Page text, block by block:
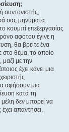
συντονιστής,
σας μηνύματα.
κουμπί επεξεργασίας
αφότου έγινε η
θα βρείτε ένα
στο θέμα, το οποίο
με την
έχει κάνει μια
αφήσουν μια
κατά τη
δεν μπορεί να
απαντήσει.